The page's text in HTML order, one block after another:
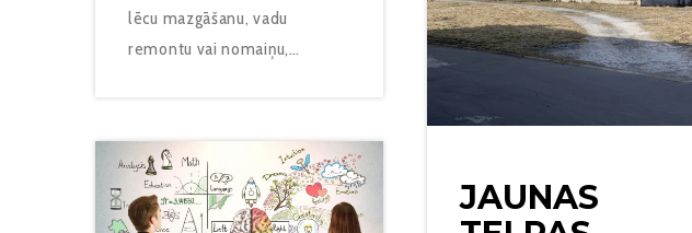
lēcu mazgāšanu, vadu
remontu vai nomaiņu,…
JAUNAS